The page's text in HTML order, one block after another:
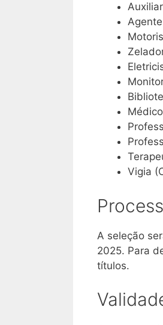
Vigia
A seleção
2025. Para
títulos.